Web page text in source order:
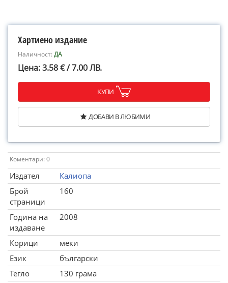
Хартиено издание
Наличност:ДА
Цена: 3.58 € / 7.00 ЛВ.
КУПИ
ДОБАВИ В ЛЮБИМИ
Коментари: 0
Издател
Калиопа
Брой
страници
160
Година на
издаване
2008
Корици
меки
Език
български
Тегло
130 грама